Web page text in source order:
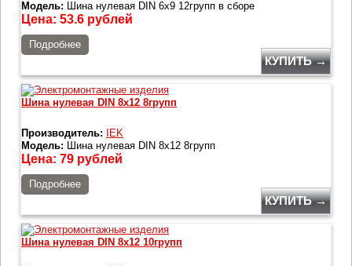
Модель: Шина нулевая DIN 6х9 12групп в сборе
Цена: 53.6 рублей
Подробнее
КУПИТЬ →
Шина нулевая DIN 8х12 8групп
Производитель:
IEK
Модель: Шина нулевая DIN 8х12 8групп
Цена: 79 рублей
Подробнее
КУПИТЬ →
Шина нулевая DIN 8х12 10групп